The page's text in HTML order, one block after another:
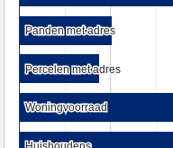
Panden met adres
Panden met adres
Percelen met adres
Percelen met adres
Woningvoorraad
Woningvoorraad